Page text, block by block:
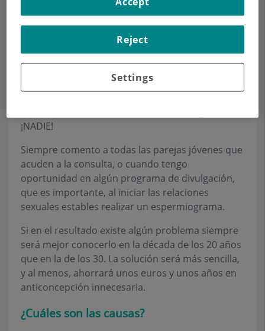
Cuando a un varón sano se le dice que no tiene ni
un solo espermatozoide en su eyaculado, que es
imposible que embarace mediante relaciones
sexuales (azoospermia es el nombre técnico),
sufre un shock… las primeras preguntas
aparecen (¿qué he hecho yo?, ¿por qué a mí?,
¡NADIE!
Siempre comento a todas las parejas jóvenes que
acuden a la consulta, o cuando tengo
oportunidad en algún programa de divulgación,
que es importante, al iniciar las relaciones
sexuales estables realizar un espermiograma.
Si en el resultado existe algún problema siempre
será mejor conocerlo en la década de los 20 años
que en la de los 30. La solución será más sencilla,
y al menos, ahorrará unos euros y unos años en
anticoncepción innecesaria.
¿Cuáles son las causas?
Settings
Reject